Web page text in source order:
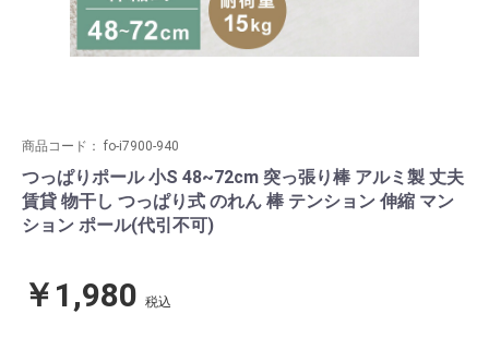
商品コード： fo-i7900-940
つっぱりポール 小S 48~72cm 突っ張り棒 アルミ製 丈夫
賃貸 物干し つっぱり式 のれん 棒 テンション 伸縮 マン
ション ポール(代引不可)
￥1,980 税込